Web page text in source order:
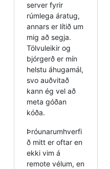
server fyrir
rúmlega áratug,
annars er lítið um
mig að segja.
Tölvuleikir og
bjórgerð er mín
helstu áhugamál,
svo auðvitað
kann ég vel að
meta góðan
kóða.
Þróunarumhverfi
ð mitt er oftar en
ekki vim á
remote vélum, en